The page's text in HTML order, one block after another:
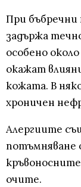
При бъбречни
задържа
особено
окажат
кожата. В
хроничен
Алергиите
потъмняване
очите.